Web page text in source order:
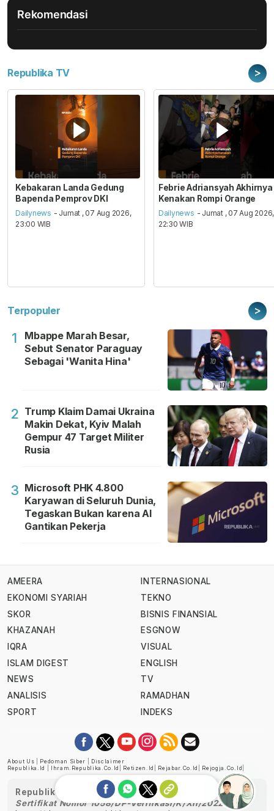
Rekomendasi
Republika TV >
Kebakaran Landa Gedung
Bapenda Pemprov DKI
Dailynews - Jumat , 07 Aug 2026,
23:00 WIB
Febrie Adriansyah Akhirnya
Kenakan Rompi Orange
Dailynews - Jumat , 07 Aug 2026,
22:30 WIB
Terpopuler >
1
Mbappe Marah Besar,
Sebut Senator Paraguay
Sebagai 'Wanita Hina'
2 Trump Klaim Damai Ukraina
Makin Dekat, Kyiv Malah
Gempur 47 Target Militer
Rusia
3 Microsoft PHK 4.800
Karyawan di Seluruh Dunia,
Tegaskan Bukan karena AI
Gantikan Pekerja
AMEERA
EKONOMI SYARIAH
SKOR
KHAZANAH
IQRA
ISLAM DIGEST
NEWS
ANALISIS
SPORT
INTERNASIONAL
TEKNO
BISNIS FINANSIAL
ESGNOW
VISUAL
ENGLISH
TV
RAMADHAN
INDEKS
About Us Pedoman Siber
Disclaimer
Republika.id
Ihram.republika.co.id Retizen.id Rejabar.co.id Rejogja.co.id
Republika telah diverifikasi oleh Dewan Pers
Sertifikat Nomor 1058/DP-Verifikasi/K/XII/2022